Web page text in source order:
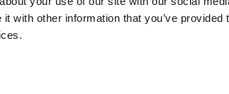
with other information that you’ve provided